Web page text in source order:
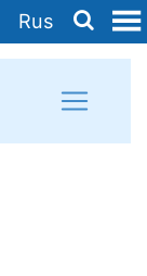
Rus